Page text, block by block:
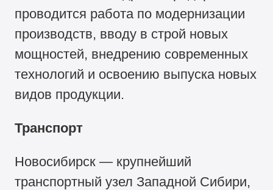
проводится работа по модернизации
производств, вводу в строй новых
мощностей, внедрению современных
технологий и освоению выпуска новых
видов продукции.
Транспорт
Новосибирск — крупнейший
транспортный узел Западной Сибири,